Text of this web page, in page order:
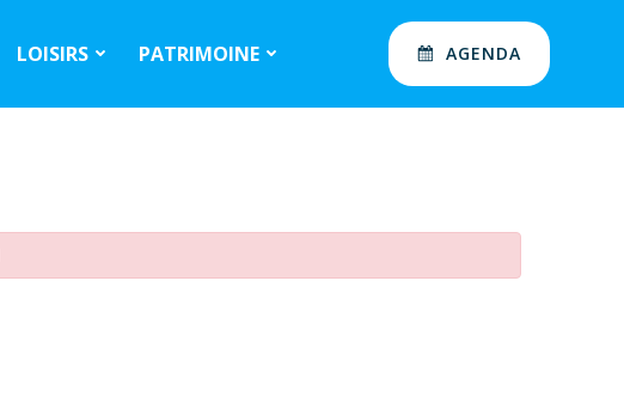
LOISIRS PATRIMOINE AGENDA